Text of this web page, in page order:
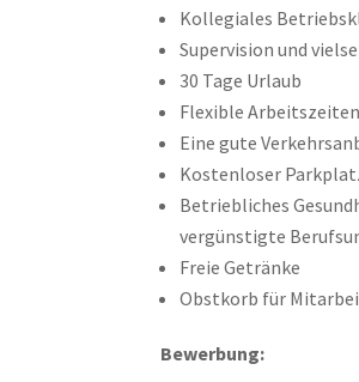
Kollegiales
Supervision und
30 Tage Urlaub
Flexible Arbeitszeiten
Eine gute
Kostenloser
Betriebliches
vergünstigte
Freie Getränke
Obstkorb für
Bewerbung: